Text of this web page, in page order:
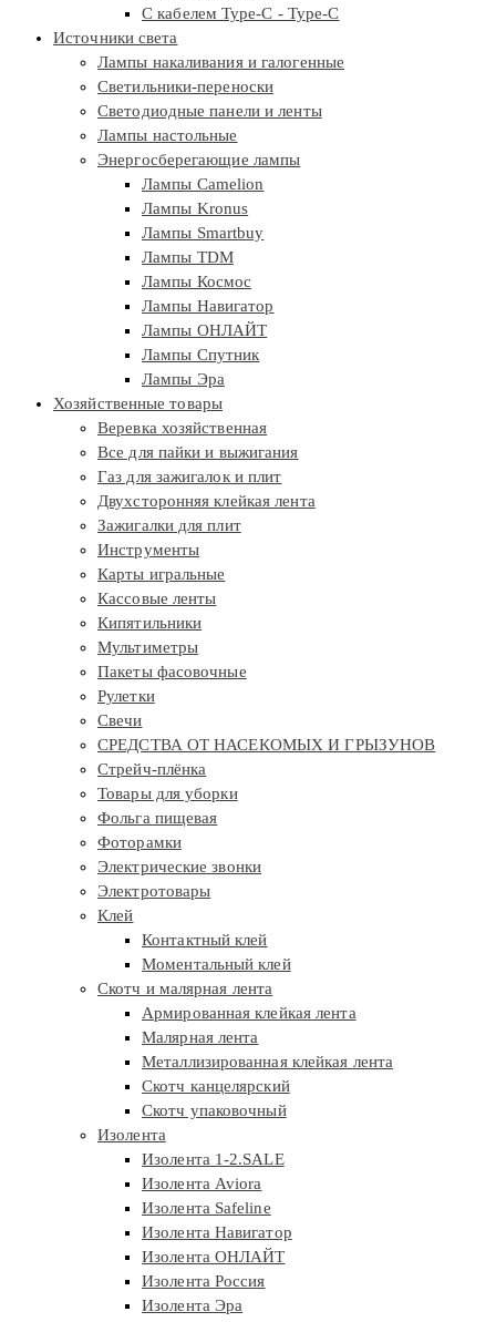
С кабелем Type-C - Type-C
Источники света
Лампы накаливания и галогенные
Светильники-переноски
Светодиодные панели и ленты
Лампы настольные
Энергосберегающие лампы
Лампы Camelion
Лампы Kronus
Лампы Smartbuy
Лампы TDM
Лампы Космос
Лампы Навигатор
Лампы ОНЛАЙТ
Лампы Спутник
Лампы Эра
Хозяйственные товары
Веревка хозяйственная
Все для пайки и выжигания
Газ для зажигалок и плит
Двухсторонняя клейкая лента
Зажигалки для плит
Инструменты
Карты игральные
Кассовые ленты
Кипятильники
Мультиметры
Пакеты фасовочные
Рулетки
Свечи
СРЕДСТВА ОТ НАСЕКОМЫХ И ГРЫЗУНОВ
Стрейч-плёнка
Товары для уборки
Фольга пищевая
Фоторамки
Электрические звонки
Электротовары
Клей
Контактный клей
Моментальный клей
Скотч и малярная лента
Армированная клейкая лента
Малярная лента
Металлизированная клейкая лента
Скотч канцелярский
Скотч упаковочный
Изолента
Изолента 1-2.SALE
Изолента Aviora
Изолента Safeline
Изолента Навигатор
Изолента ОНЛАЙТ
Изолента Россия
Изолента Эра